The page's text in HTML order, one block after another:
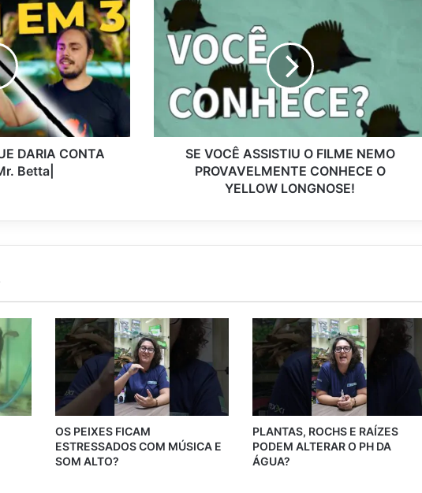
DARIA CONTA
Betta|
SE VOCÊ ASSISTIU O FILME NEMO
PROVAVELMENTE CONHECE O
YELLOW LONGNOSE!
OS PEIXES FICAM
ESTRESSADOS COM MÚSICA E
SOM ALTO?
PLANTAS, ROCHS E RAÍZES
PODEM ALTERAR O PH DA
ÁGUA?